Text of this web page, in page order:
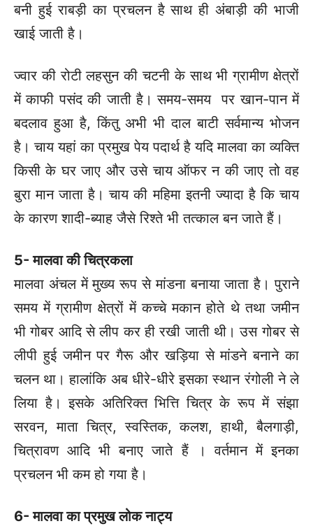
बनी हुई राबड़ी का प्रचलन है साथ ही अंबाड़ी की भाजी
खाई जाती है।
ज्वार की रोटी लहसुन की चटनी के साथ भी ग्रामीण क्षेत्रों
में काफी पसंद की जाती है। समय-समय पर खान-पान में
बदलाव हुआ है, किंतु अभी भी दाल बाटी सर्वमान्य भोजन
है। चाय यहां का प्रमुख पेय पदार्थ है यदि मालवा का व्यक्ति
किसी के घर जाए और उसे चाय ऑफर न की जाए तो वह
बुरा मान जाता है। चाय की महिमा इतनी ज्यादा है कि चाय
के कारण शादी-ब्याह जैसे रिश्ते भी तत्काल बन जाते हैं।
5- मालवा की चित्रकला
मालवा अंचल में मुख्य रूप से मांडना बनाया जाता है। पुराने
समय में ग्रामीण क्षेत्रों में कच्चे मकान होते थे तथा जमीन
भी गोबर आदि से लीप कर ही रखी जाती थी। उस गोबर से
लीपी हुई जमीन पर गैरू और खड़िया से मांडने बनाने का
चलन था। हालांकि अब धीरे-धीरे इसका स्थान रंगोली ने ले
लिया है। इसके अतिरिक्त भित्ति चित्र के रूप में संझा
सरवन, माता चित्र, स्वस्तिक, कलश, हाथी, बैलगाड़ी,
चित्रावण आदि भी बनाए जाते हैं । वर्तमान में इनका
प्रचलन भी कम हो गया है।
6- मालवा का प्रमुख लोक नाट्य